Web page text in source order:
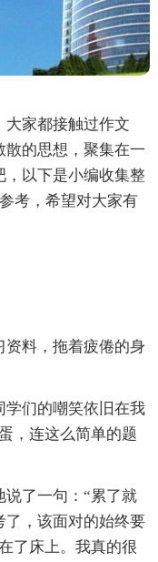
大家都接触过作文
散的思想，聚集在一
，以下是小编收集整
考，希望对大家有
料，拖着疲倦的身
学们的嘲笑依旧在我
，连这么简单的题
了一句：“累了就
了，该面对的始终要
了床上。我真的很